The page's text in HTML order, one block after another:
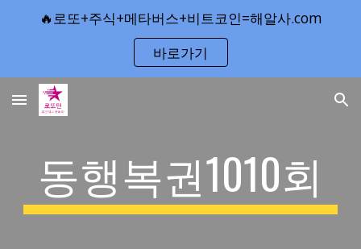
Skip to main content Skip to navigation
🔥로또+주식+메타버스+비트코인=해알사.com
바로가기
동행복권1010회